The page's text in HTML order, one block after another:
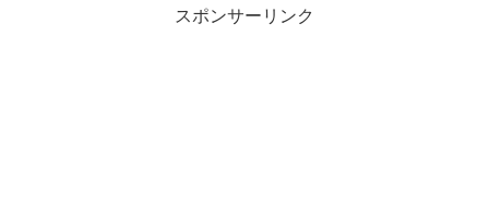
スポンサーリンク